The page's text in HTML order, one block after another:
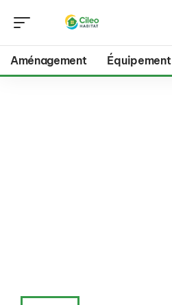
Aménagement Équipement